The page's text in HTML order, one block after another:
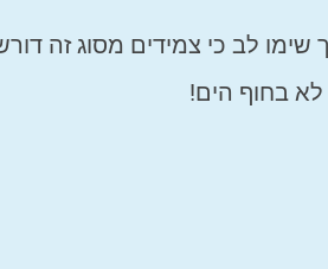
שימו לב כי צמידים מסוג זה
בחוף הים!